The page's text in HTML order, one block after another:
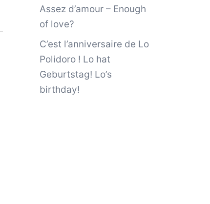
Assez d’amour – Enough
of love?
C’est l’anniversaire de Lo
Polidoro ! Lo hat
Geburtstag! Lo’s
birthday!